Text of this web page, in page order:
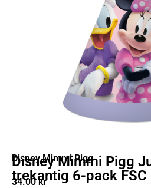
Disney Mimmi Pigg
Disney Mimmi Pigg
trekantig 6-pack FSC
34.00kr